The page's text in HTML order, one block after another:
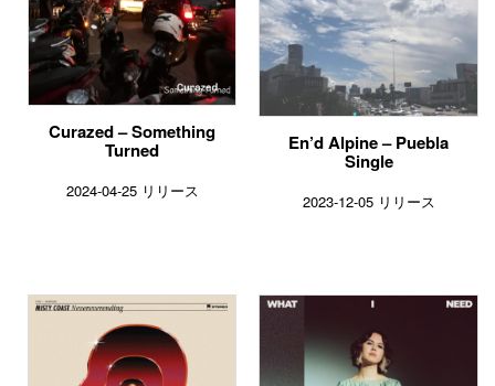
Curazed – Something
Turned
2024-04-25 リリース
En’d Alpine – Puebla
Single
2023-12-05 リリース